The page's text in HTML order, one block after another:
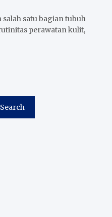
satu bagian tubuh
perawatan kulit,
Search